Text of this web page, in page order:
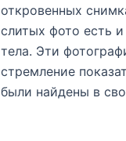
откровенных
слитых фото есть
тела. Эти
стремление
были найдены в